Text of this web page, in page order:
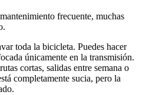
frecuente, muchas
toda la bicicleta. Puedes hacer
únicamente en la transmisión.
cortas, salidas entre semana o
completamente sucia, pero la